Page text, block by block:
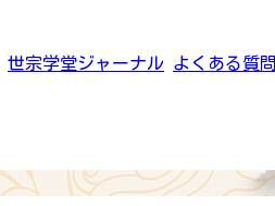
世宗学堂ジャーナル よくある質問